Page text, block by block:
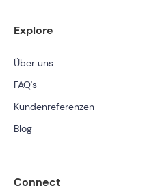
Explore
Über uns
FAQ's
Kundenreferenzen
Blog
Connect